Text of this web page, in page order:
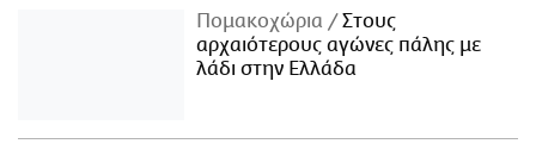
Πομακοχώρια
Στους
αρχαιότερους αγώνες πάλης με
λάδι στην Ελλάδα